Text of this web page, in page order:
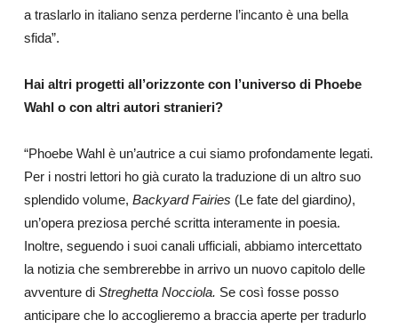
a traslarlo in italiano senza perderne l’incanto è una bella
sfida”.
Hai altri progetti all’orizzonte con l’universo di Phoebe
Wahl o con altri autori stranieri?
“Phoebe Wahl è un’autrice a cui siamo profondamente legati.
Per i nostri lettori ho già curato la traduzione di un altro suo
splendido volume, Backyard Fairies (Le fate del giardino),
un’opera preziosa perché scritta interamente in poesia.
Inoltre, seguendo i suoi canali ufficiali, abbiamo intercettato
la notizia che sembrerebbe in arrivo un nuovo capitolo delle
avventure di Streghetta Nocciola. Se così fosse posso
anticipare che lo accoglieremo a braccia aperte per tradurlo